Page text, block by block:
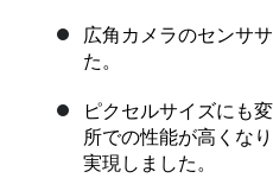
広角カメラのセンサ
た。
ピクセルサイズにも
所での性能が高くな
実現しました。